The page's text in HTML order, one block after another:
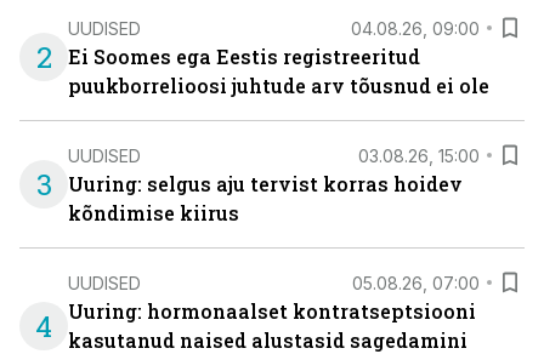
2
UUDISED 04.08.26, 09:00
Ei Soomes ega Eestis registreeritud
puukborrelioosi juhtude arv tõusnud ei ole
3
UUDISED 03.08.26, 15:00
Uuring: selgus aju tervist korras hoidev
kõndimise kiirus
4
UUDISED 05.08.26, 07:00
Uuring: hormonaalset kontratseptsiooni
kasutanud naised alustasid sagedamini